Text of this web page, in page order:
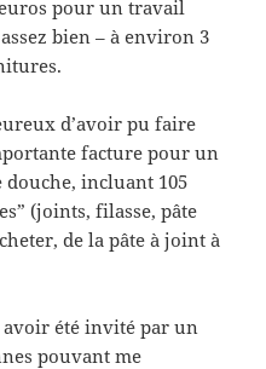
pour un travail
bien – à environ 3
d’avoir pu faire
facture pour un
douche, incluant 105
(joints, filasse, pâte
de la pâte à joint à
été invité par un
pouvant me